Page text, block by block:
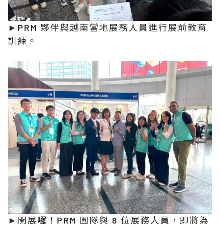
►PRM 夥伴與越南當地展務人員進行展前教育
訓練。
►開展囉！PRM 團隊與 8 位展務人員，即將為